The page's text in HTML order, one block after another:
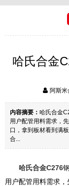
哈氏合金
阿斯
内容摘要： 哈氏合金
用户配管用料需求，
口，拿到板材看到满
合...
哈氏合金C276
用户配管用料需求，